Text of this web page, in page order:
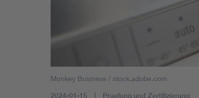
Monkey Business / stock.adobe.com
2024-01-15 Pruefung und Zertifizierung